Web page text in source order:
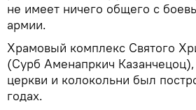
не имеет ничего общего с
армии.
Храмовый комплекс Святого
(Сурб Аменапркич
церкви и колокольни был
годах.